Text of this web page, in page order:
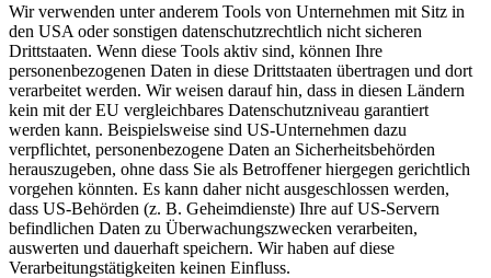
Wir verwenden unter anderem Tools von Unternehmen mit Sitz in
den USA oder sonstigen datenschutzrechtlich nicht sicheren
Drittstaaten. Wenn diese Tools aktiv sind, können Ihre
personenbezogenen Daten in diese Drittstaaten übertragen und dort
verarbeitet werden. Wir weisen darauf hin, dass in diesen Ländern
kein mit der EU vergleichbares Datenschutzniveau garantiert
werden kann. Beispielsweise sind US-Unternehmen dazu
verpflichtet, personenbezogene Daten an Sicherheitsbehörden
herauszugeben, ohne dass Sie als Betroffener hiergegen gerichtlich
vorgehen könnten. Es kann daher nicht ausgeschlossen werden,
dass US-Behörden (z. B. Geheimdienste) Ihre auf US-Servern
befindlichen Daten zu Überwachungszwecken verarbeiten,
auswerten und dauerhaft speichern. Wir haben auf diese
Verarbeitungstätigkeiten keinen Einfluss.